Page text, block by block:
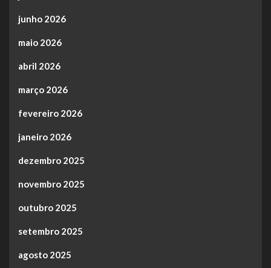
junho 2026
maio 2026
abril 2026
março 2026
fevereiro 2026
janeiro 2026
dezembro 2025
novembro 2025
outubro 2025
setembro 2025
agosto 2025